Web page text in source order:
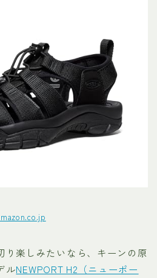
り楽しみたいなら、キーンの原
ルNEWPORT H2（ニューポー